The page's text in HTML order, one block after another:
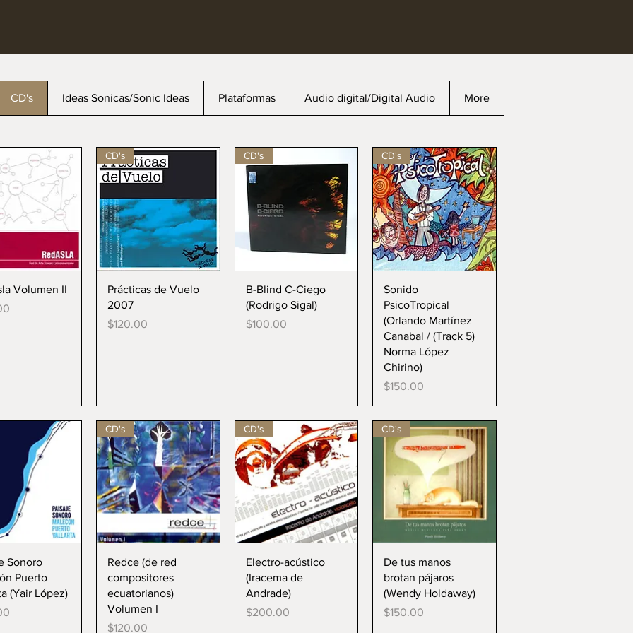
CD's Ideas Sonicas/Sonic Ideas Plataformas Audio digital/Digital Audio More
rápida
Volumen II
Vista rápida
CD's
Prácticas de Vuelo
2007
Precio
$120.00
Vista rápida
CD's
B-Blind C-Ciego
(Rodrigo Sigal)
Precio
$100.00
Vista rápida
CD's
Sonido
PsicoTropical
(Orlando Martínez
Canabal / (Track 5)
Norma López
Chirino)
Precio
$150.00
rápida
Sonoro
Puerto
(Yair López)
Vista rápida
CD's
Redce (de red
compositores
ecuatorianos)
Volumen I
Precio
$120.00
Vista rápida
CD's
Electro-acústico
(Iracema de
Andrade)
Precio
$200.00
Vista rápida
CD's
De tus manos
brotan pájaros
(Wendy Holdaway)
Precio
$150.00